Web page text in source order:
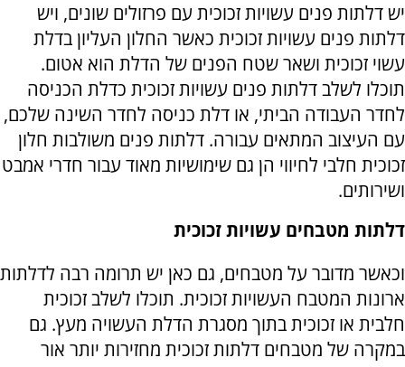
יש דלתות פנים עשויות זכוכית עם פרזולים שונים, ויש
דלתות פנים עשויות זכוכית כאשר החלון העליון בדלת
עשוי זכוכית ושאר שטח הפנים של הדלת הוא אטום.
תוכלו לשלב דלתות פנים עשויות זכוכית כדלת הכניסה
לחדר העבודה הביתי, או דלת כניסה לחדר השינה שלכם,
עם העיצוב המתאים עבורה. דלתות פנים משולבות חלון
זכוכית חלבי לחיווי הן גם שימושיות מאוד עבור חדרי אמבט
ושירותים.
דלתות מטבחים עשויות זכוכית
וכאשר מדובר על מטבחים, גם כאן יש תרומה רבה לדלתות
ארונות המטבח העשויות זכוכית. תוכלו לשלב זכוכית
חלבית או זכוכית בתוך מסגרת הדלת העשויה מעץ. גם
במקרה של מטבחים דלתות זכוכית מחזירות יותר אור